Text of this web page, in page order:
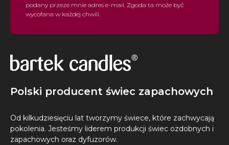
podany przeze mnie adres e-mail. Zgoda ta może być
wycofana w każdej chwili.
Polski producent świec zapachowych
Od kilkudziesięciu lat tworzymy świece, które zachwycają
pokolenia. Jesteśmy liderem produkcji świec ozdobnych i
zapachowych oraz dyfuzorów.